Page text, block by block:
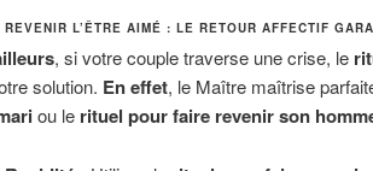
REVENIR L’ÊTRE AIMÉ : LE RETOUR AFFECTIF
, si votre couple traverse une crise, le
solution. En effet, le Maître maîtrise
ou le rituel pour faire revenir son